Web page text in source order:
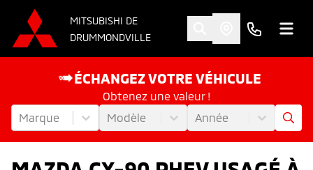
MITSUBISHI DE
DRUMMONDVILLE
ÉCHANGEZ VOTRE VÉHICULE
Obtenez une valeur !
Marque
Modèle Année